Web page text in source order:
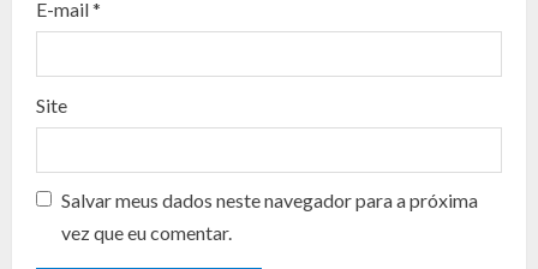
n
g
E-mail*
Site
Salvar meus dados neste navegador para a próxima
vez que eu comentar.